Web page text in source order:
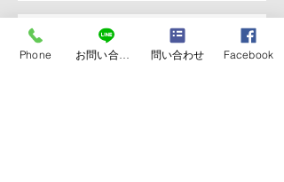
Phone お問い合わせ 問い合わせ Facebook